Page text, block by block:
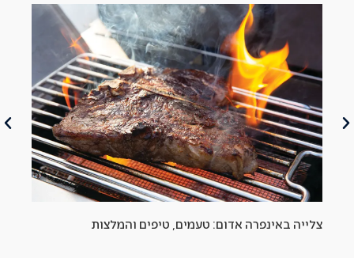
צלייה באינפרה אדום: טעמים, טיפים והמלצות